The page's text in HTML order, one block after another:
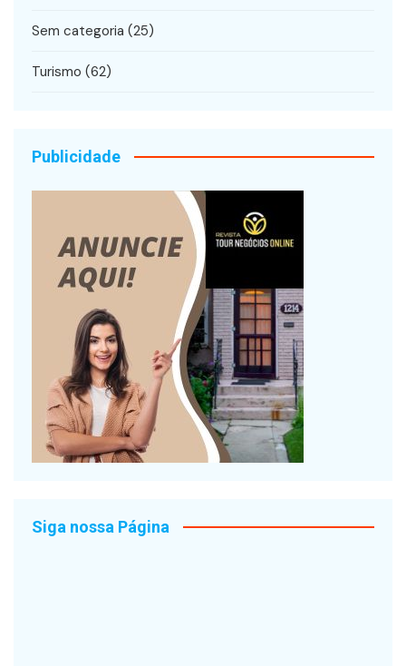
Sem categoria (25)
Turismo (62)
Publicidade
Siga nossa Página